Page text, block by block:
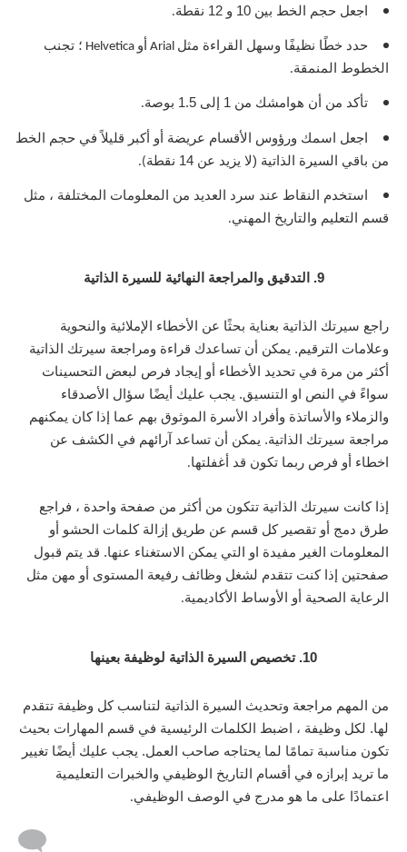
اجعل حجم الخط بين 10 و 12 نقطة .
حدد خطًا نظيفًا وسهل القراءة مثل أو
؛ تجنب
الخطوط المنمقة.
تأكد من أن هوامشك من 1 إلى 1.5 بوصة .
اجعل اسمك ورؤوس الأقسام عريضة أو أكبر قليلاً في حجم الخط
من باقي السيرة الذاتية (لا يزيد عن 14 نقطة
).
استخدم النقاط عند سرد العديد من المعلومات المختلفة ، مثل
قسم التعليم والتاريخ المهني.
9. التدقيق والمراجعة النهائية للسيرة الذاتية
راجع سيرتك الذاتية بعناية بحثًا عن الأخطاء الإملائية والنحوية
وعلامات الترقيم. يمكن أن تساعدك قراءة ومراجعة سيرتك الذاتية
أكثر من مرة في تحديد الأخطاء أو إيجاد فرص لبعض التحسينات
سواءً في النص او التنسيق. يجب عليك أيضًا سؤال الأصدقاء
والزملاء والأساتذة وأفراد الأسرة الموثوق بهم عما إذا كان يمكنهم
مراجعة سيرتك الذاتية. يمكن أن تساعد آرائهم في الكشف عن
اخطاء أو فرص ربما تكون قد أغفلتها.
إذا كانت سيرتك الذاتية تتكون من أكثر من صفحة واحدة ، فراجع
طرق دمج أو تقصير كل قسم عن طريق إزالة كلمات الحشو أو
المعلومات الغير مفيدة او التي يمكن الاستغناء عنها. قد يتم قبول
صفحتين إذا كنت تتقدم لشغل وظائف رفيعة المستوى أو مهن مثل
الرعاية الصحية أو الأوساط الأكاديمية.
10. تخصيص السيرة الذاتية لوظيفة بعينها
من المهم مراجعة وتحديث السيرة الذاتية لتناسب كل وظيفة تتقدم
لها. لكل وظيفة ، اضبط الكلمات الرئيسية في قسم المهارات بحيث
تكون مناسبة تمامًا لما يحتاجه صاحب العمل. يجب عليك أيضًا تغيير
ما تريد إبرازه في أقسام التاريخ الوظيفي والخبرات التعليمية
اعتمادًا على ما هو مدرج في الوصف الوظيفي.